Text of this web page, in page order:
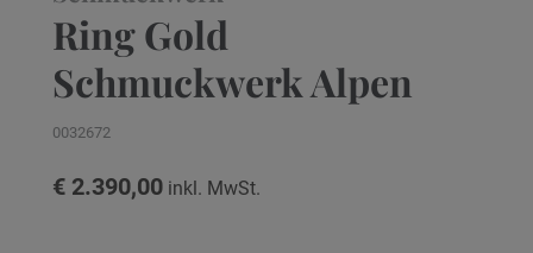
Ring Gold
Schmuckwerk Alpen
0032672
€ 2.390,00